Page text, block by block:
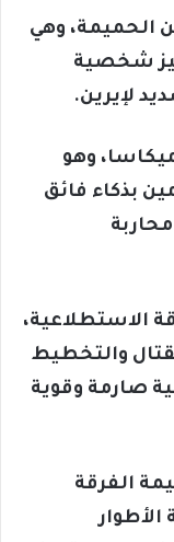
الحميمة، وهي
شخصية
لإيرين.
وهو
بذكاء فائق
الاستطلاعية،
والتخطيط
صارمة وقوية
الفرقة